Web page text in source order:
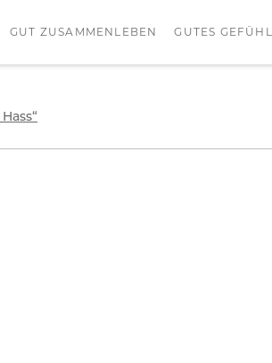
GUT ZUSAMMENLEBEN GUTES GEFÜHL